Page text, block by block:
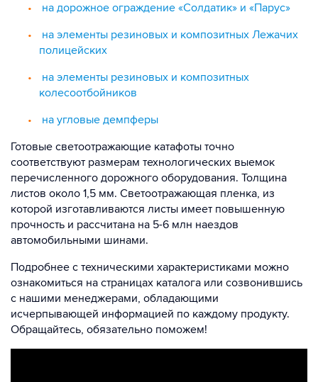
на дорожное ограждение «Солдатик» и «Парус»
на элементы резиновых и композитных Лежачих
полицейских
на элементы резиновых и композитных
колесоотбойников
на угловые демпферы
Готовые светоотражающие катафоты точно
соответствуют размерам технологических выемок
перечисленного дорожного оборудования. Толщина
листов около 1,5 мм. Светоотражающая пленка, из
которой изготавливаются листы имеет повышенную
прочность и рассчитана на 5-6 млн наездов
автомобильными шинами.
Подробнее с техническими характеристиками можно
ознакомиться на страницах каталога или созвонившись
с нашими менеджерами, обладающими
исчерпывающей информацией по каждому продукту.
Обращайтесь, обязательно поможем!